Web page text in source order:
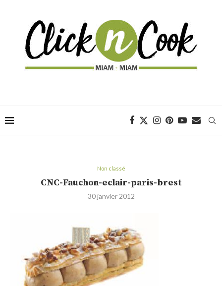
Non classé
CNC-Fauchon-eclair-paris-brest
30 janvier 2012